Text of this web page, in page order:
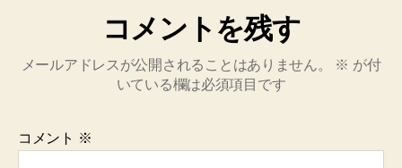
コメントを残す
メールアドレスが公開されることはありません。 ※ が付
いている欄は必須項目です
コメント ※